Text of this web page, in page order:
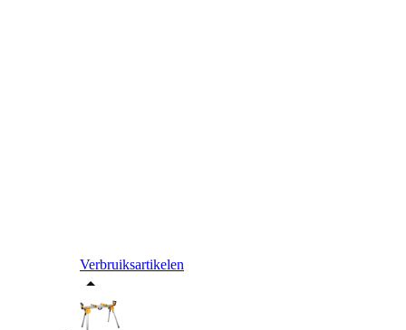
Verbruiksartikelen